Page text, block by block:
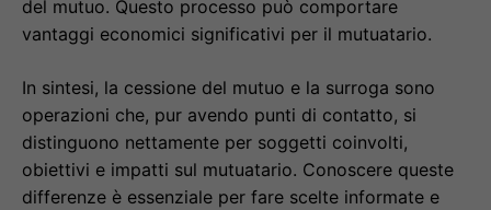
del mutuo. Questo processo può comportare
vantaggi economici significativi per il mutuatario.
In sintesi, la cessione del mutuo e la surroga sono
operazioni che, pur avendo punti di contatto, si
distinguono nettamente per soggetti coinvolti,
obiettivi e impatti sul mutuatario. Conoscere queste
differenze è essenziale per fare scelte informate e